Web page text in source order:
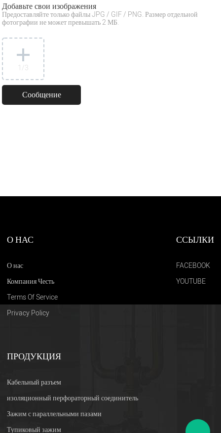
Добавьте свои изображения
Предоставляйте только файлы JPG / GIF / PNG. Размер отдельной
фотографии не может превышать 2 МБ.
1/3
О НАС
О нас
Компания Честь
Terms Of Service
Privacy Policy
ССЫЛКИ
FACEBOOK
YOUTUBE
ПРОДУКЦИЯ
Кабельный разъем
изоляционный перфораторный соединитель
Зажим с параллельными пазами
Тупиковый зажим